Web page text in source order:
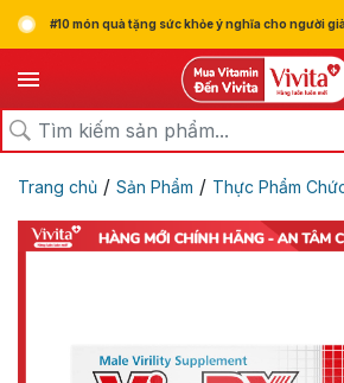
#10 món quà tặng sức khỏe ý nghĩa cho người
Trang chủ / Sản Phẩm / Thực Phẩm